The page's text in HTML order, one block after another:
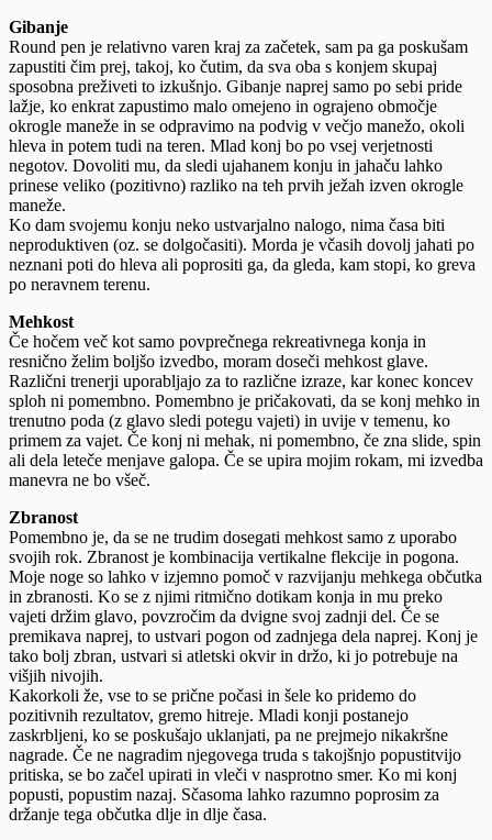
Gibanje
Round pen je relativno varen kraj za začetek, sam pa ga poskušam
zapustiti čim prej, takoj, ko čutim, da sva oba s konjem skupaj
sposobna preživeti to izkušnjo. Gibanje naprej samo po sebi pride
lažje, ko enkrat zapustimo malo omejeno in ograjeno območje
okrogle maneže in se odpravimo na podvig v večjo manežo, okoli
hleva in potem tudi na teren. Mlad konj bo po vsej verjetnosti
negotov. Dovoliti mu, da sledi ujahanem konju in jahaču lahko
prinese veliko (pozitivno) razliko na teh prvih ježah izven okrogle
maneže.
Ko dam svojemu konju neko ustvarjalno nalogo, nima časa biti
neproduktiven (oz. se dolgočasiti). Morda je včasih dovolj jahati po
neznani poti do hleva ali poprositi ga, da gleda, kam stopi, ko greva
po neravnem terenu.
Mehkost
Če hočem več kot samo povprečnega rekreativnega konja in
resnično želim boljšo izvedbo, moram doseči mehkost glave.
Različni trenerji uporabljajo za to različne izraze, kar konec koncev
sploh ni pomembno. Pomembno je pričakovati, da se konj mehko in
trenutno poda (z glavo sledi potegu vajeti) in uvije v temenu, ko
primem za vajet. Če konj ni mehak, ni pomembno, če zna slide, spin
ali dela leteče menjave galopa. Če se upira mojim rokam, mi izvedba
manevra ne bo všeč.
Zbranost
Pomembno je, da se ne trudim dosegati mehkost samo z uporabo
svojih rok. Zbranost je kombinacija vertikalne flekcije in pogona.
Moje noge so lahko v izjemno pomoč v razvijanju mehkega občutka
in zbranosti. Ko se z njimi ritmično dotikam konja in mu preko
vajeti držim glavo, povzročim da dvigne svoj zadnji del. Če se
premikava naprej, to ustvari pogon od zadnjega dela naprej. Konj je
tako bolj zbran, ustvari si atletski okvir in držo, ki jo potrebuje na
višjih nivojih.
Kakorkoli že, vse to se prične počasi in šele ko pridemo do
pozitivnih rezultatov, gremo hitreje. Mladi konji postanejo
zaskrbljeni, ko se poskušajo uklanjati, pa ne prejmejo nikakršne
nagrade. Če ne nagradim njegovega truda s takojšnjo popustitvijo
pritiska, se bo začel upirati in vleči v nasprotno smer. Ko mi konj
popusti, popustim nazaj. Sčasoma lahko razumno poprosim za
držanje tega občutka dlje in dlje časa.